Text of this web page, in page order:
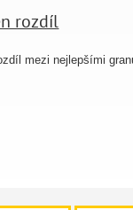
rozdíl
mezi nejlepšími